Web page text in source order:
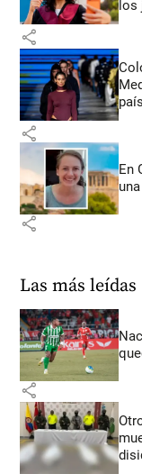
share
share
En
share
Las más leídas
share